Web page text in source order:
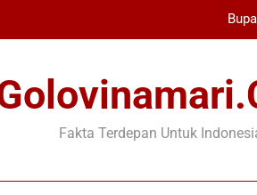
Fakta Terdepan Untuk